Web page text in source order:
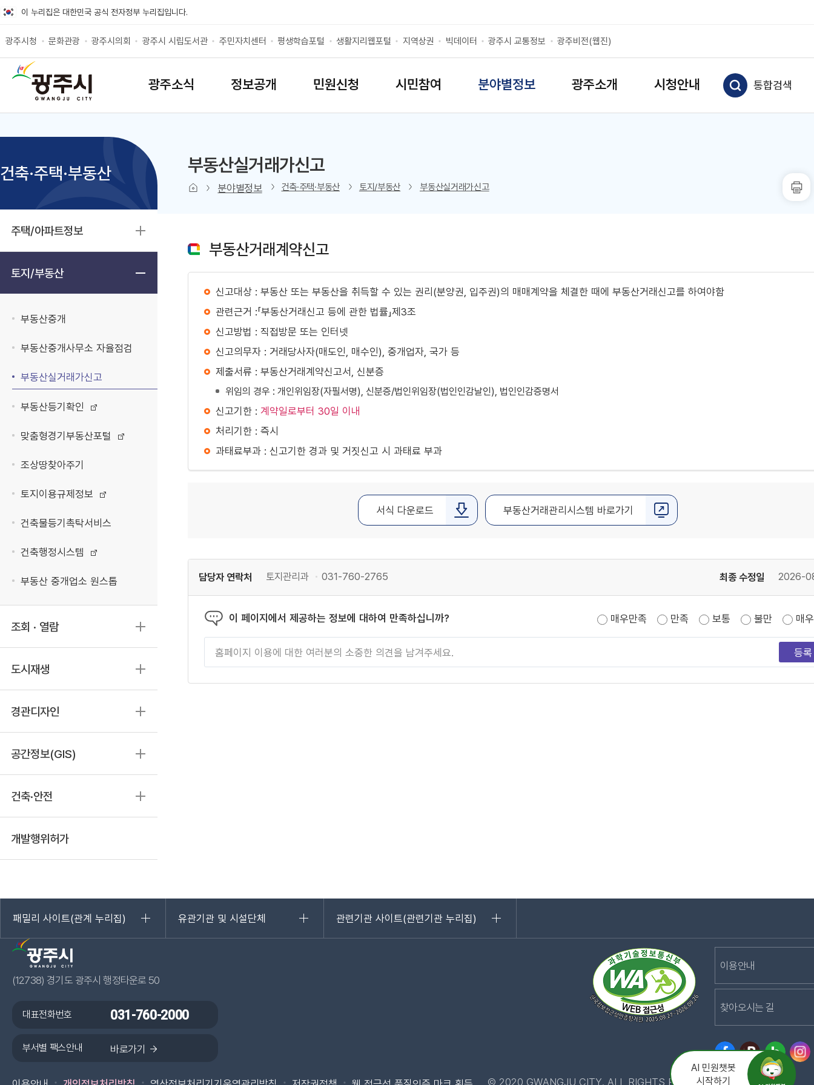
이 누리집은 대한민국 공식 전자정부 누리집입니다.
광주시청 문화관광 광주시의회 광주시 시립도서관 주민자치센터 평생학습포털 생활지리웹포털 지역상권 빅데이터 광주시 교통정보 광주비전(웹진)
광주소식 정보공개 민원신청 시민참여 분야별정보 광주소개 시청안내 통합검색
SITEMAP
건축·주택·부동산
주택/아파트정보
토지/부동산
부동산중개
부동산중개사무소 자율점검
부동산실거래가신고
부동산등기확인
맞춤형경기부동산포털
조상땅찾아주기
토지이용규제정보
건축물등기촉탁서비스
건축행정시스템
부동산 중개업소 원스톱
조회 · 열람
도시재생
경관디자인
공간정보(GIS)
건축·안전
개발행위허가
부동산실거래가신고
분야별정보 건축·주택·부동산 토지/부동산 부동산실거래가신고
본문 인쇄sns 공유 리스트 열기
부동산거래계약신고
신고대상 : 부동산 또는 부동산을 취득할 수 있는 권리(분양권, 입주권)의 매매계약을 체결한 때에 부동산거래신고를 하여야함
관련근거 :「부동산거래신고 등에 관한 법률」제3조
신고방법 : 직접방문 또는 인터넷
신고의무자 : 거래당사자(매도인, 매수인), 중개업자, 국가 등
제출서류 : 부동산거래계약신고서, 신분증
위임의 경우 : 개인위임장(자필서명), 신분증/법인위임장(법인인감날인), 법인인감증명서
신고기한 : 계약일로부터 30일 이내
처리기한 : 즉시
과태료부과 : 신고기한 경과 및 거짓신고 시 과태료 부과
서식 다운로드 부동산거래관리시스템 바로가기
담당자 연락처 토지관리과 031-760-2765 최종 수정일 2026-
이 페이지에서 제공하는 정보에 대하여 만족하십니까? 매우만족 만족 보통 불만 매
패밀리 사이트(관계 누리집) 유관기관 및 시설단체 관련기관 사이트(관련기관 누리집)
(12738) 경기도 광주시 행정타운로 50
대표전화번호 031-760-2000
부서별 팩스안내 바로가기
이용안내
찾아오시는 길
광주시 페이스북 바로가기
광주시 카카오플러스 바로가기
© 2020 GWANGJU CITY. ALL RIGHTS RESERVED.
AI 민원챗봇
시작하기